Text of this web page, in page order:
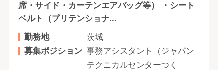
席・サイド・カーテンエアバッグ等） ・シート
ベルト（プリテンショナ...
勤務地
茨城
募集ポジション 事務アシスタント（ジャパン
テクニカルセンターつく